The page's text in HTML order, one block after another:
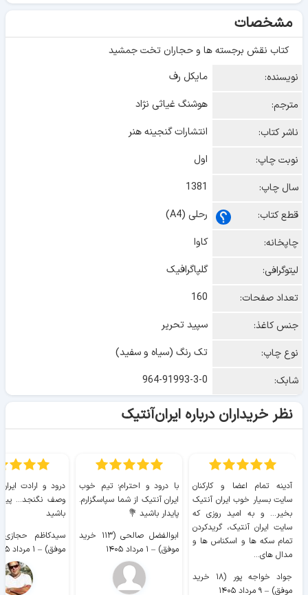
مشخصات
کتاب نقش برجسته ها و حجاران تخت جمشید
نویسنده:
مایکل رف
مترجم:
هوشنگ غیاثی نژاد
ناشر کتاب:
انتشارات گنجینه هنر
نوبت چاپ:
اول
سال چاپ:
1381
قطع کتاب:
رحلی (A4)
چاپخانه:
کاوا
لیتوگرافی:
گلپاگرافیک
تعداد صفحات:
160
جنس کاغذ:
سپید تحریر
نوع چاپ:
تک رنگ (سیاه و سفید)
شابک:
964-91993-3-0
نظر خریداران درباره ایران‌آنتیک
آدینه تمام اعضا و کارکنان
سایت بسیار خوب ايران آنتیک
بخیر... و به امید روزی که
سایت ايران آنتیک، گریدکردن
تمام سکه ها و اسکناس ها و
مدال های...
جواد خواجه پور (۱۸ خرید
موفق) – ۹ مرداد ۱۴۰۵
با درود و احترام؛ تیم خوب
ایران آنتیک از شما سپاسگزارم.
پایدار باشید 💐
ابوالفضل صالحی (۱۱۳ خرید
موفق) – ۱ مرداد ۱۴۰۵
درود و ارادت
وصف نگنجد...
باشید
موفق) – ۱ مرداد ۱۴۰۵